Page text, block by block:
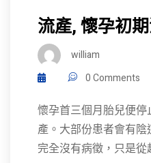
流產, 懷孕初
william
0 Comments
懷孕首三個月胎兒便
產。大部份患者會有
完全沒有病徵，只是從